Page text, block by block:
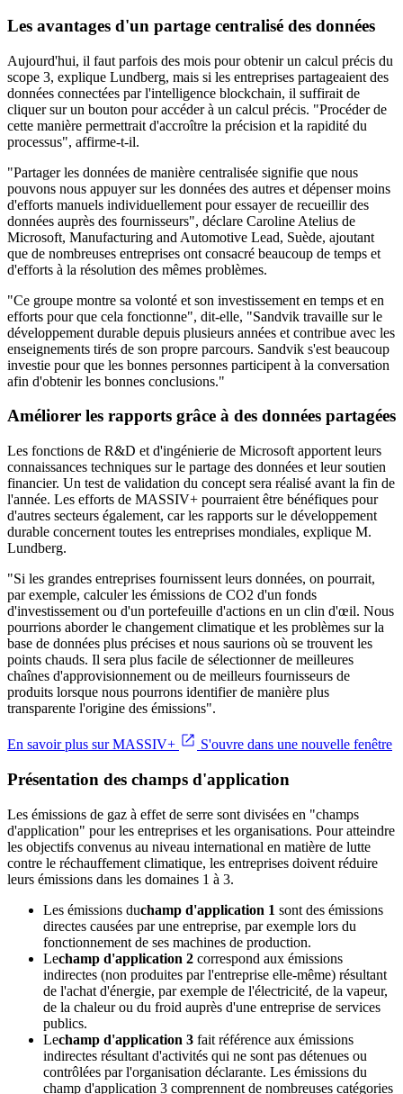
Les avantages d'un partage centralisé des données
Aujourd'hui, il faut parfois des mois pour obtenir un calcul précis du
scope 3, explique Lundberg, mais si les entreprises partageaient des
données connectées par l'intelligence blockchain, il suffirait de
cliquer sur un bouton pour accéder à un calcul précis. "Procéder de
cette manière permettrait d'accroître la précision et la rapidité du
processus", affirme-t-il.
"Partager les données de manière centralisée signifie que nous
pouvons nous appuyer sur les données des autres et dépenser moins
d'efforts manuels individuellement pour essayer de recueillir des
données auprès des fournisseurs", déclare Caroline Atelius de
Microsoft, Manufacturing and Automotive Lead, Suède, ajoutant
que de nombreuses entreprises ont consacré beaucoup de temps et
d'efforts à la résolution des mêmes problèmes.
"Ce groupe montre sa volonté et son investissement en temps et en
efforts pour que cela fonctionne", dit-elle, "Sandvik travaille sur le
développement durable depuis plusieurs années et contribue avec les
enseignements tirés de son propre parcours. Sandvik s'est beaucoup
investie pour que les bonnes personnes participent à la conversation
afin d'obtenir les bonnes conclusions."
Améliorer les rapports grâce à des données partagées
Les fonctions de R&D et d'ingénierie de Microsoft apportent leurs
connaissances techniques sur le partage des données et leur soutien
financier. Un test de validation du concept sera réalisé avant la fin de
l'année. Les efforts de MASSIV+ pourraient être bénéfiques pour
d'autres secteurs également, car les rapports sur le développement
durable concernent toutes les entreprises mondiales, explique M.
Lundberg.
"Si les grandes entreprises fournissent leurs données, on pourrait,
par exemple, calculer les émissions de CO2 d'un fonds
d'investissement ou d'un portefeuille d'actions en un clin d'œil. Nous
pourrions aborder le changement climatique et les problèmes sur la
base de données plus précises et nous saurions où se trouvent les
points chauds. Il sera plus facile de sélectionner de meilleures
chaînes d'approvisionnement ou de meilleurs fournisseurs de
produits lorsque nous pourrons identifier de manière plus
transparente l'origine des émissions".
En savoir plus sur MASSIV+ S'ouvre dans une nouvelle fenêtre
Présentation des champs d'application
Les émissions de gaz à effet de serre sont divisées en "champs
d'application" pour les entreprises et les organisations. Pour atteindre
les objectifs convenus au niveau international en matière de lutte
contre le réchauffement climatique, les entreprises doivent réduire
leurs émissions dans les domaines 1 à 3.
Les émissions duchamp d'application 1 sont des émissions
directes causées par une entreprise, par exemple lors du
fonctionnement de ses machines de production.
Lechamp d'application 2 correspond aux émissions
indirectes (non produites par l'entreprise elle-même) résultant
de l'achat d'énergie, par exemple de l'électricité, de la vapeur,
de la chaleur ou du froid auprès d'une entreprise de services
publics.
Lechamp d'application 3 fait référence aux émissions
indirectes résultant d'activités qui ne sont pas détenues ou
contrôlées par l'organisation déclarante. Les émissions du
champ d'application 3 comprennent de nombreuses catégories